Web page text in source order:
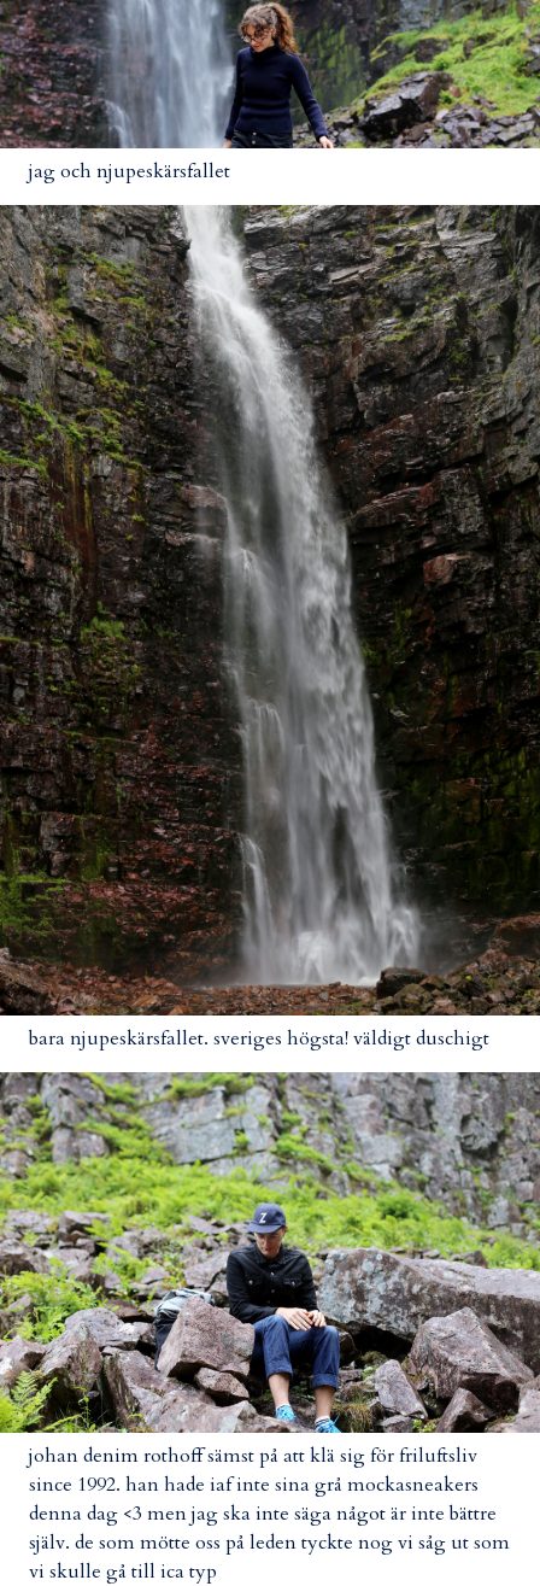
jag och njupeskärsfallet
bara njupeskärsfallet. sveriges högsta! väldigt duschigt
johan denim rothoff sämst på att klä sig för friluftsliv
since 1992. han hade iaf inte sina grå mockasneakers
denna dag <3 men jag ska inte säga något är inte bättre
själv. de som mötte oss på leden tyckte nog vi såg ut som
vi skulle gå till ica typ